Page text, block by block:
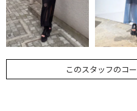
このスタッフのコ